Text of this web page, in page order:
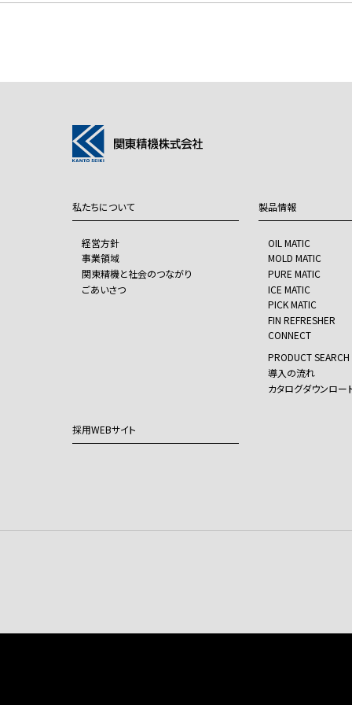
私たちについて
経営方針
事業領域
関東精機と社会のつながり
ごあいさつ
製品情報
OIL MATIC
MOLD MATIC
PURE MATIC
ICE MATIC
PICK MATIC
FIN REFRESHER
CONNECT
PRODUCT SEARCH
導入の流れ
カタログダウンロー
採用WEBサイト